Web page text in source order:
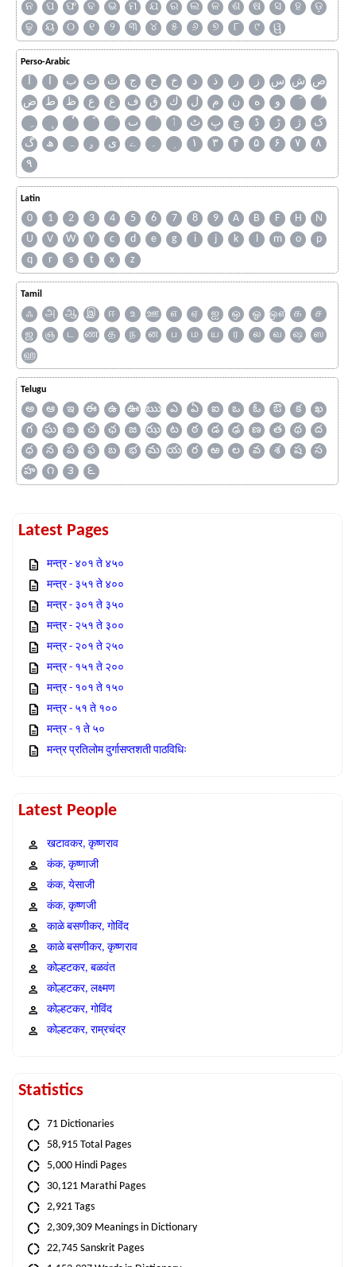
ନ
ପ ଫ ବ ଭ ମ ଯ ର ଲ ଳ ଶ ଷ ସ ହ
ଡ଼
ଢ଼
ୟ ୦ ୧ ୨ ୩ ୪ ୫ ୬ ୭ ୮ ୯ ୱ
Perso-Arabic
آ ا ب ت ث ج ح خ د ذ ر ز س ش ص
ض
ط ظ ع غ ف ق ك ل م ن ه
و
ٮ
ٲ ٹ پ چ ڈ ڑ ژ
ک
گ
ھ ہ ۄ ی ے ۔ ۱ ۳ ۴ ۵ ۶ ۷
۸
۹
Latin
0 1 2 3 4 5 6 7 8 9 A B F H
N
U
V W Y c d e g i j k l m o
p
q
r s t x z
Tamil
ஃ அ ஆ இ ஈ உ ஊ எ ஏ ஐ ஒ ஓ ஔ க
ச
ஜ
ஞ ட ண த ந ன ப ம ய ர ல வ ஷ
ஸ
ஹ
Telugu
అ ఆ ఇ ఈ ఉ ఊ ఋ ఎ ఏ ఐ ఒ ఓ ఔ క
ఖ
గ
ఘ ఙ చ ఛ జ ఝ ట ఠ డ ఢ ణ త థ
ద
ధ
న ప ఫ బ భ మ య ర ఱ ల వ శ ష
స
హ
౧ ౩ ౬
Latest Pages
मन्त्र - ४०१ ते ४५०
मन्त्र - ३५१ ते ४००
मन्त्र - ३०१ ते ३५०
मन्त्र - २५१ ते ३००
मन्त्र - २०१ ते २५०
मन्त्र - १५१ ते २००
मन्त्र - १०१ ते १५०
मन्त्र - ५१ ते १००
मन्त्र - १ ते ५०
मन्त्र प्रतिलोम दुर्गासप्तशती पाठविधिः
Latest People
खटावकर, कृष्णराव
कंक, कृष्णाजी
कंक, येसाजी
कंक, कृष्णजी
काळे बसणीकर, गोविंद
काळे बसणीकर, कृष्णराव
कोल्हटकर, बळवंत
कोल्हटकर, लक्ष्मण
कोल्हटकर, गोविंद
कोल्हटकर, राम्रचंद्र
Statistics
71 Dictionaries
58,915 Total Pages
5,000 Hindi Pages
30,121 Marathi Pages
2,921 Tags
2,309,309 Meanings in Dictionary
22,745 Sanskrit Pages